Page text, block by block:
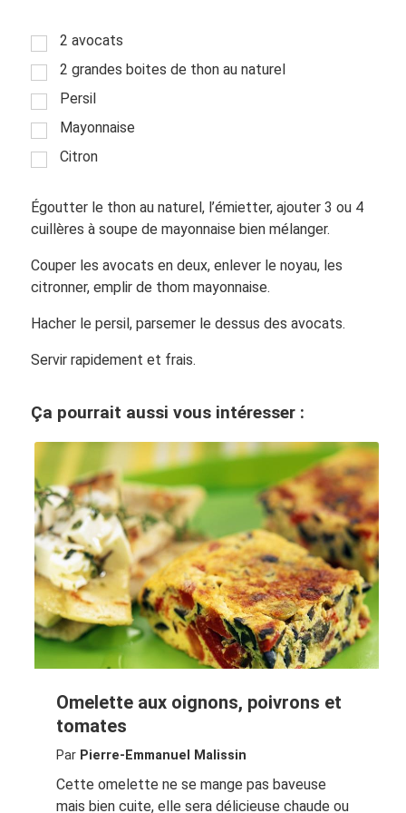
2 avocats
2 grandes boites de thon au naturel
Persil
Mayonnaise
Citron
Égoutter le thon au naturel, l’émietter, ajouter 3 ou 4
cuillères à soupe de mayonnaise bien mélanger.
Couper les avocats en deux, enlever le noyau, les
citronner, emplir de thom mayonnaise.
Hacher le persil, parsemer le dessus des avocats.
Servir rapidement et frais.
Ça pourrait aussi vous intéresser :
Omelette aux oignons, poivrons et
tomates
Par Pierre-Emmanuel Malissin
Cette omelette ne se mange pas baveuse
mais bien cuite, elle sera délicieuse chaude ou